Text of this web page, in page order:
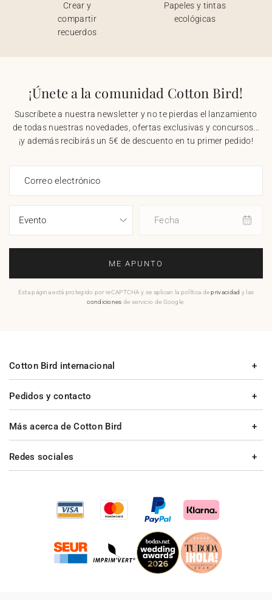
Crear y
compartir
recuerdos
Papeles y tintas
ecológicas
¡Únete a la comunidad Cotton Bird!
Suscríbete a nuestra newsletter y no te pierdas el lanzamiento
de todas nuestras novedades, ofertas exclusivas y concursos...
¡y además recibirás un 5€ de descuento en tu primer pedido!
Correo electrónico
Fecha
ME APUNTO
Esta página está protegido por reCAPTCHA y se aplican la política deprivacidad y las
condiciones de servicio de Google.
Pedidos y contacto
Más acerca de Cotton Bird
Cotton Bird internacional
Redes sociales